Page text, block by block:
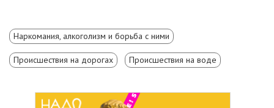
Наркомания, алкоголизм и борьба с ними
Происшествия на дорогах Происшествия на воде